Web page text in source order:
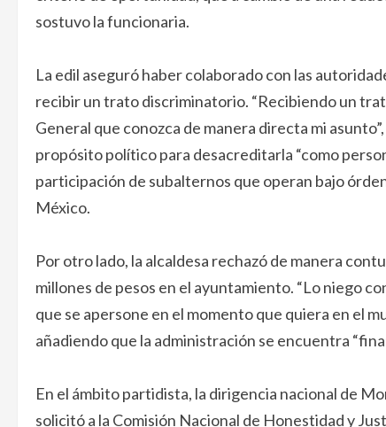
sostuvo la funcionaria.
La edil aseguró haber colaborado con las
recibir un trato discriminatorio. “Recibiendo un
General que conozca de manera directa mi
propósito político para desacreditarla “como
participación de subalternos que operan bajo
México.
Por otro lado, la alcaldesa rechazó de manera
millones de pesos en el ayuntamiento. “Lo niego
que se apersone en el momento que quiera en el
añadiendo que la administración se encuentra
En el ámbito partidista, la dirigencia nacional de
solicitó a la Comisión Nacional de Honestidad y